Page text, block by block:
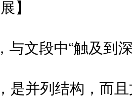
】
文段中“触及到深
并列结构，而且